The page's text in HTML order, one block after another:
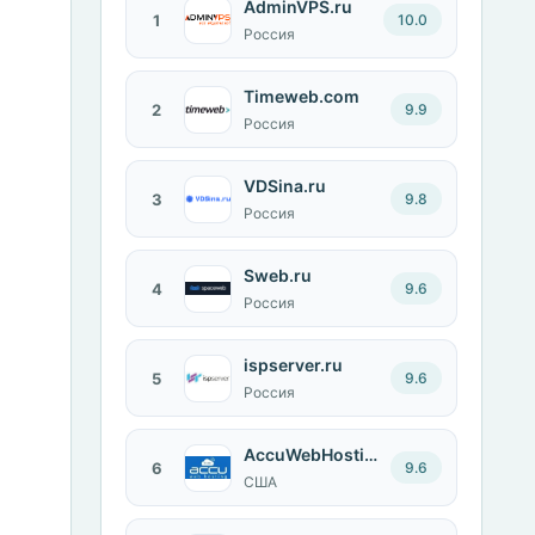
1
AdminVPS.ru
Россия
10.0
2
Timeweb.com
Россия
9.9
3
VDSina.ru
Россия
9.8
4
Sweb.ru
Россия
9.6
5
ispserver.ru
Россия
9.6
6
AccuWebHosting.com
США
9.6